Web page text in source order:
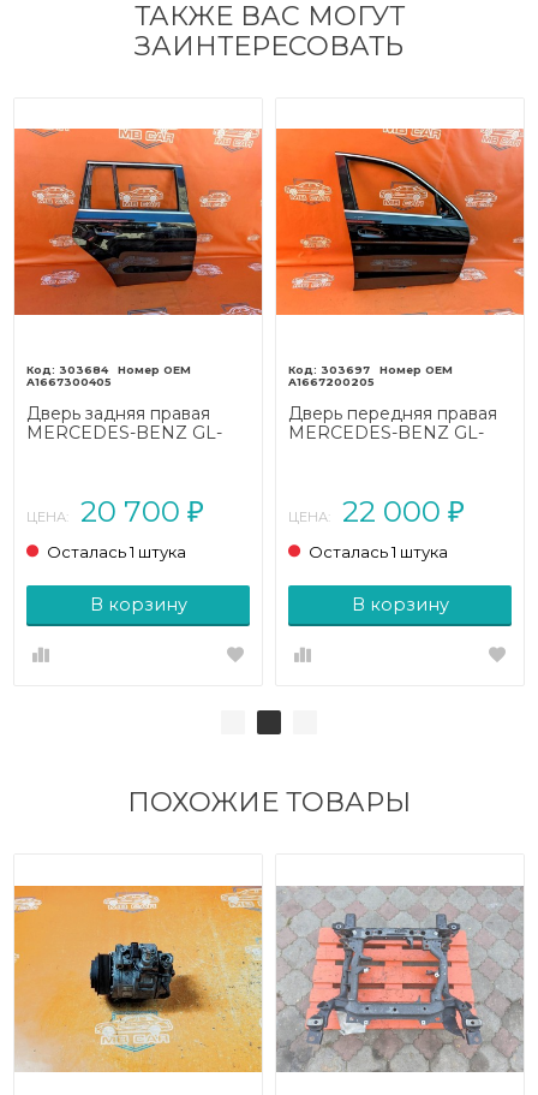
ТАКЖЕ ВАС МОГУТ
ЗАИНТЕРЕСОВАТЬ
303684
A1667300405
Дверь задняя правая
MERCEDES-BENZ GL-
ЦЕНА: 20 700 ₽
Осталась 1 штука
В корзину
303697
A1667200205
Дверь передняя правая
MERCEDES-BENZ GL-
ЦЕНА: 22 000 ₽
Осталась 1 штука
В корзину
ПОХОЖИЕ ТОВАРЫ